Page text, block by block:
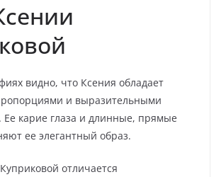
видно, что Ксения обладает
и выразительными
Ее карие глаза и длинные, прямые
ее элегантный образ.
отличается